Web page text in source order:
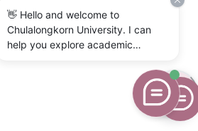
👋 Hello and welcome to
Chulalongkorn University. I can
help you explore academic